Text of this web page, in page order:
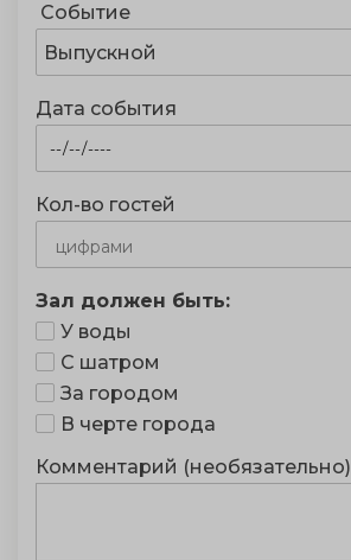
Событие
Выпускной
Дата события
Кол-во гостей
Зал должен быть:
У воды
С шатром
За городом
В черте города
Комментарий (необязательно)